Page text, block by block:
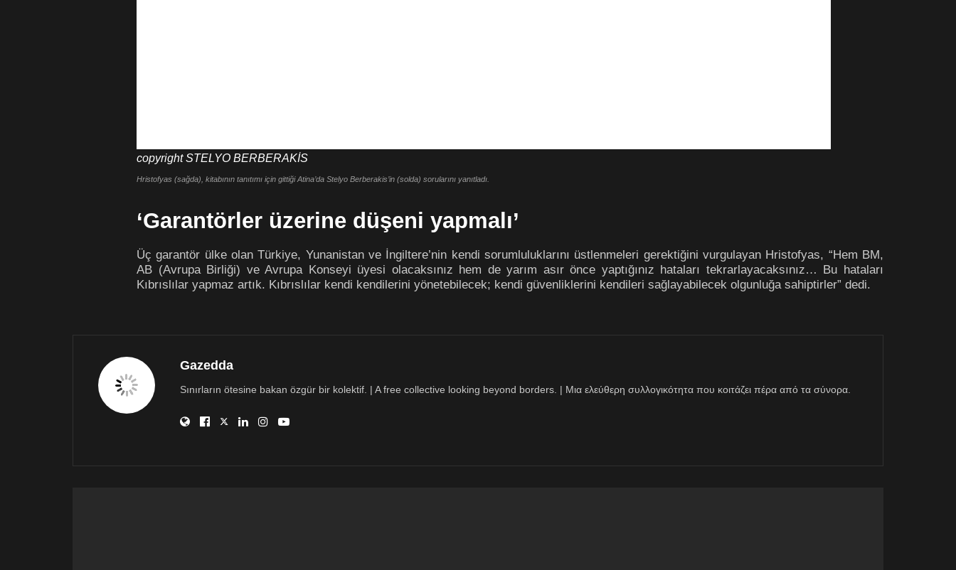
copyrightSTELYO BERBERAKİS
Hristofyas (sağda), kitabının tanıtımı için gittiği Atina’da Stelyo Berberakis’in (solda) sorularını yanıtladı.
‘Garantörler üzerine düşeni yapmalı’
Üç garantör ülke olan Türkiye, Yunanistan ve İngiltere’nin kendi sorumluluklarını üstlenmeleri gerektiğini vurgulayan Hristofyas, “Hem BM,
AB (Avrupa Birliği) ve Avrupa Konseyi üyesi olacaksınız hem de yarım asır önce yaptığınız hataları tekrarlayacaksınız… Bu hataları
Kıbrıslılar yapmaz artık. Kıbrıslılar kendi kendilerini yönetebilecek; kendi güvenliklerini kendileri sağlayabilecek olgunluğa sahiptirler” dedi.
Gazedda
Sınırların ötesine bakan özgür bir kolektif. | A free collective looking beyond borders. | Μια ελεύθερη συλλογικότητα που κοιτάζει πέρα από τα σύνορα.